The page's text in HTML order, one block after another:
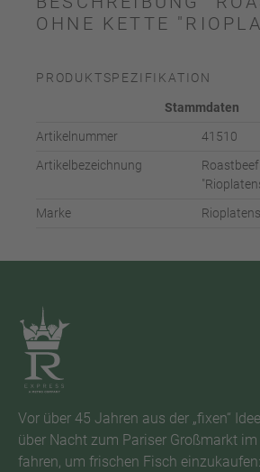
OHNE KETTE
PRODUKTSPEZIFIKATION
Stammdaten
Artikelnummer
41510
Artikelbezeichnung
Marke
Vor über 45 Jahren aus der „fixen“
über Nacht zum Pariser Großmarkt
fahren, um frischen Fisch